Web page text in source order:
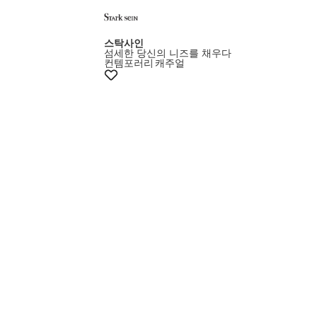
스탁사인
섬세한 당신의 니즈를 채우다
컨템포러리 캐주얼